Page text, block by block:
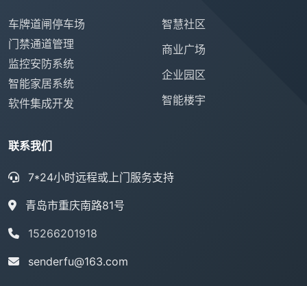
车牌道闸停车场
门禁通道管理
监控安防系统
智能家居系统
软件集成开发
智慧社区
商业广场
企业园区
智能楼宇
联系我们
7*24小时远程或上门服务支持
青岛市重庆南路81号
15266201918
senderfu@163.com